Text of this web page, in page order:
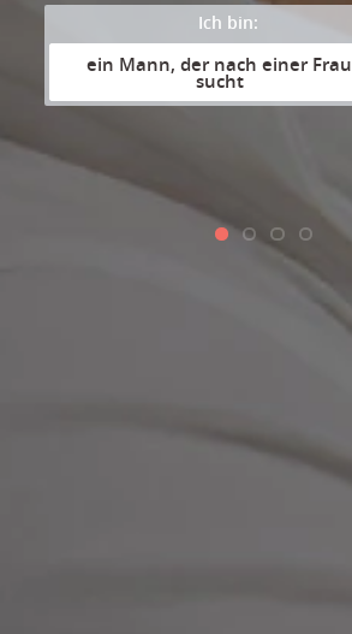
Ich bin:
ein Mann, der nach einer Frau
sucht